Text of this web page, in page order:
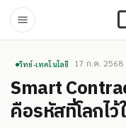
วิทย์-เทคโนโลยี 17 ก.ค. 2568
Smart
คือรหัสที่โลกไว้